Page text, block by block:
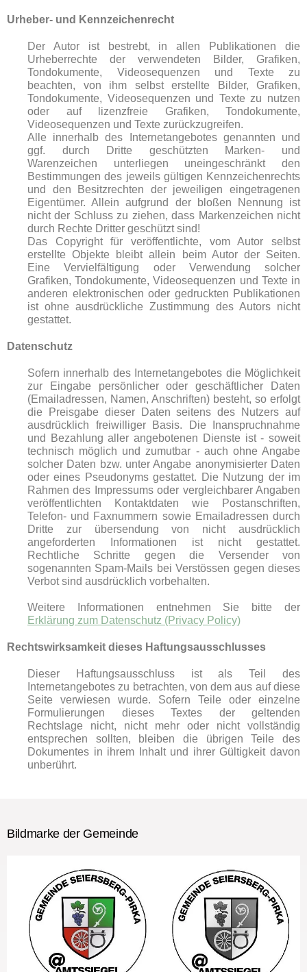
Urheber- und Kennzeichenrecht
Der Autor ist bestrebt, in allen Publikationen die
Urheberrechte der verwendeten Bilder, Grafiken,
Tondokumente, Videosequenzen und Texte zu
beachten, von ihm selbst erstellte Bilder, Grafiken,
Tondokumente, Videosequenzen und Texte zu nutzen
oder auf lizenzfreie Grafiken, Tondokumente,
Videosequenzen und Texte zurückzugreifen.
Alle innerhalb des Internetangebotes genannten und
ggf. durch Dritte geschützten Marken- und
Warenzeichen unterliegen uneingeschränkt den
Bestimmungen des jeweils gültigen Kennzeichenrechts
und den Besitzrechten der jeweiligen eingetragenen
Eigentümer. Allein aufgrund der bloßen Nennung ist
nicht der Schluss zu ziehen, dass Markenzeichen nicht
durch Rechte Dritter geschützt sind!
Das Copyright für veröffentlichte, vom Autor selbst
erstellte Objekte bleibt allein beim Autor der Seiten.
Eine Vervielfältigung oder Verwendung solcher
Grafiken, Tondokumente, Videosequenzen und Texte in
anderen elektronischen oder gedruckten Publikationen
ist ohne ausdrückliche Zustimmung des Autors nicht
gestattet.
Datenschutz
Sofern innerhalb des Internetangebotes die Möglichkeit
zur Eingabe persönlicher oder geschäftlicher Daten
(Emailadressen, Namen, Anschriften) besteht, so erfolgt
die Preisgabe dieser Daten seitens des Nutzers auf
ausdrücklich freiwilliger Basis. Die Inanspruchnahme
und Bezahlung aller angebotenen Dienste ist - soweit
technisch möglich und zumutbar - auch ohne Angabe
solcher Daten bzw. unter Angabe anonymisierter Daten
oder eines Pseudonyms gestattet. Die Nutzung der im
Rahmen des Impressums oder vergleichbarer Angaben
veröffentlichten Kontaktdaten wie Postanschriften,
Telefon- und Faxnummern sowie Emailadressen durch
Dritte zur übersendung von nicht ausdrücklich
angeforderten Informationen ist nicht gestattet.
Rechtliche Schritte gegen die Versender von
sogenannten Spam-Mails bei Verstössen gegen dieses
Verbot sind ausdrücklich vorbehalten.
Weitere Informationen entnehmen Sie bitte der
Erklärung zum Datenschutz (Privacy Policy)
Rechtswirksamkeit dieses Haftungsausschlusses
Dieser Haftungsausschluss ist als Teil des
Internetangebotes zu betrachten, von dem aus auf diese
Seite verwiesen wurde. Sofern Teile oder einzelne
Formulierungen dieses Textes der geltenden
Rechtslage nicht, nicht mehr oder nicht vollständig
entsprechen sollten, bleiben die übrigen Teile des
Dokumentes in ihrem Inhalt und ihrer Gültigkeit davon
unberührt.
Bildmarke der Gemeinde